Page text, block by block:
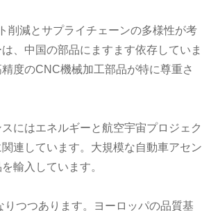
削減とサプライチェーンの多様性が考
、中国の部品にますます依存していま
度のCNC機械加工部品が特に尊重さ
にはエネルギーと航空宇宙プロジェク
連しています。大規模な自動車アセン
輸入しています。
つつあります。ヨーロッパの品質基